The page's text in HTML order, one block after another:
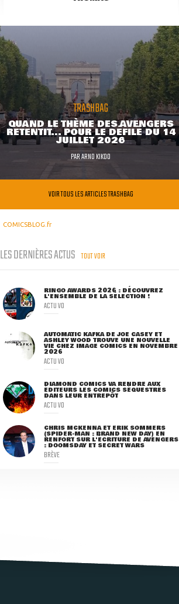
TRASHBAG
QUAND LE THÈME DES AVENGERS
RETENTIT... POUR LE DÉFILÉ DU 14
JUILLET 2026
PARARNO KIKOO
VOIR TOUS LES ARTICLES TRASHBAG
COMICSBLOG.fr
LES DERNIÈRES ACTUS TOUT VOIR
RINGO AWARDS 2026 : DÉCOUVREZ
L'ENSEMBLE DE LA SÉLECTION !
ACTU VO
AUTOMATIC KAFKA DE JOE CASEY ET
ASHLEY WOOD TROUVE UNE NOUVELLE
VIE CHEZ IMAGE COMICS EN NOVEMBRE
2026
ACTU VO
DIAMOND COMICS VA RENDRE AUX
ÉDITEURS LES COMICS SÉQUESTRÉS
DANS LEUR ENTREPÔT
ACTU VO
CHRIS MCKENNA ET ERIK SOMMERS
(SPIDER-MAN : BRAND NEW DAY) EN
RENFORT SUR L'ÉCRITURE DE AVENGERS
: DOOMSDAY ET SECRET WARS
BRÈVE